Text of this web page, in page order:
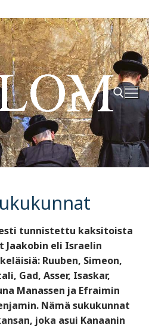
Hae:
tunnistettu kaksitoista
eli Israelin
Ruuben, Simeon,
Gad, Asser, Isaskar,
Manassen ja Efraimin
Nämä sukukunnat
joka asui Kanaanin